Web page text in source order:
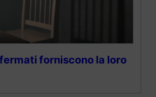
forniscono la loro